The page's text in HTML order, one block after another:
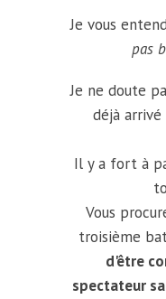
Je vous
pas
Je ne doute
déjà
Il y a fort à
Vous
troisième
d'être
spectateur